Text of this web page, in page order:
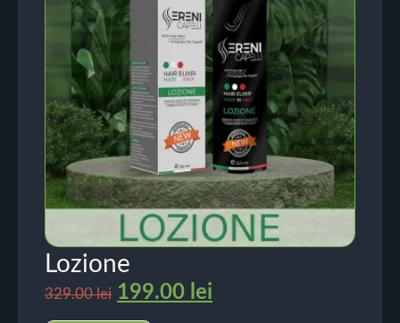
Lozione
329.00lei 199.00 lei